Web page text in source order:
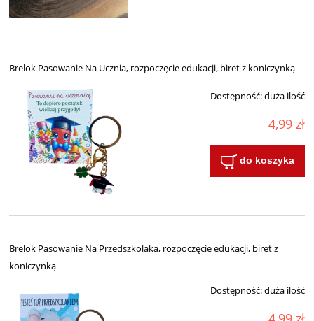
Brelok Pasowanie Na Ucznia, rozpoczęcie edukacji, biret z koniczynką
Dostępność:duża ilość
4,99 zł
do koszyka
Brelok Pasowanie Na Przedszkolaka, rozpoczęcie edukacji, biret z
koniczynką
Dostępność:duża ilość